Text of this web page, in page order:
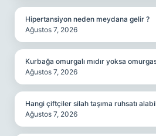
Hipertansiyon neden meydana gelir ?
Ağustos 7, 2026
Kurbağa omurgalı mıdır yoksa
Ağustos 7, 2026
Hangi çiftçiler silah taşıma ruhsatı
Ağustos 7, 2026